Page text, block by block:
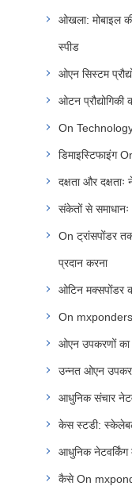
ओखला: मोबाइल
स्पीड
ओएन सिस्टम
ओटन प्रौद्योगिकी
On
डिमाइस्टिफाइंग
दक्षता और
संकेतों से समाधानः
On ट्रांसपोंडर
प्रदान करना
ओटिन मक्सपोंडर
On mxponders
ओएन उपकरणों का
उन्नत ओएन
आधुनिक संचार
केस स्टडी:
आधुनिक
कैसे On